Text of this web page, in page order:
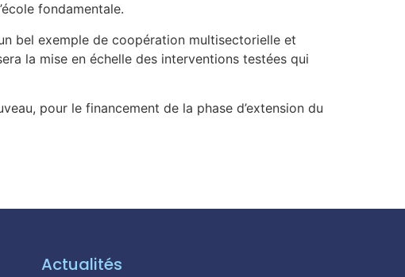
fondamentale.
bel exemple de coopération multisectorielle et
la mise en échelle des interventions testées qui
pour le financement de la phase d’extension du
Actualités